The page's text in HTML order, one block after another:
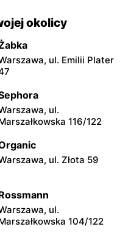
ul. Haliny
Konopackiej 18
ul. Żorska 56
ul. Paprotna 12
al. Karkonoska
ul. Ścinawska 22a
okolicy
ul. Emilii Plater
ul.
116/122
ul. Złota 59
ul.
104/122